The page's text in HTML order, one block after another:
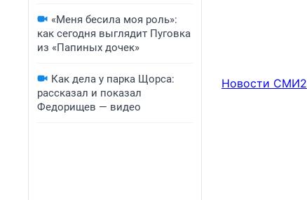
«Меня бесила моя роль»:
как сегодня выглядит Пуговка
из «Папиных дочек»
Как дела у парка Щорса:
рассказал и показал
Федорищев — видео
Новости СМИ2